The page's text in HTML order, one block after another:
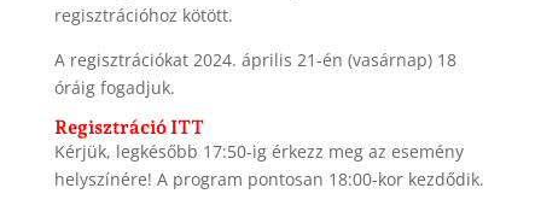
regisztrációhoz kötött.
A regisztrációkat 2024. április 21-én (vasárnap) 18
óráig fogadjuk.
Regisztráció ITT
Kérjük, legkésőbb 17:50-ig érkezz meg az esemény
helyszínére! A program pontosan 18:00-kor kezdődik.